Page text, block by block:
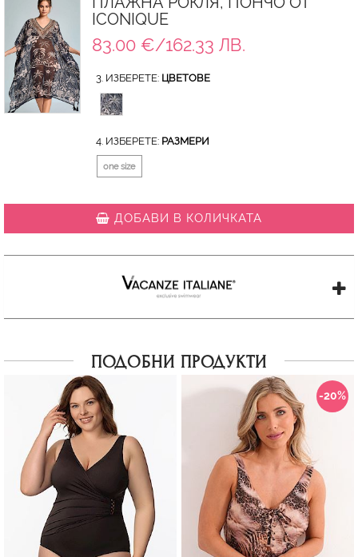
ICONIQUE
83.00 €/162.33 ЛВ.
3. ИЗБЕРЕТЕ: ЦВЕТОВЕ
4. ИЗБЕРЕТЕ: РАЗМЕРИ
one size
ДОБАВИ В КОЛИЧКАТА
ПОДОБНИ ПРОДУКТИ
-20%